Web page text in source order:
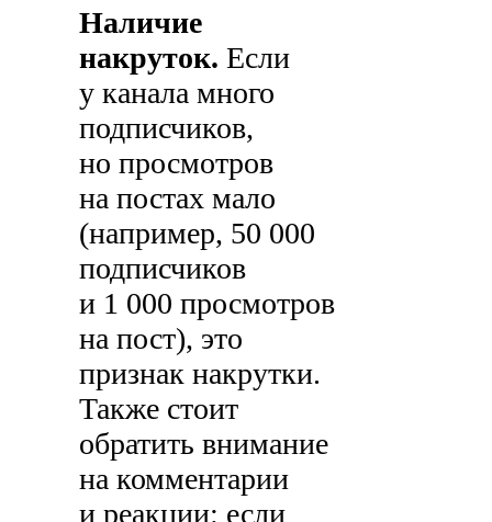
Наличие
накруток. Если
у канала много
подписчиков,
но просмотров
на постах мало
(например, 50 000
подписчиков
и 1 000 просмотров
на пост), это
признак накрутки.
Также стоит
обратить внимание
на комментарии
и реакции: если